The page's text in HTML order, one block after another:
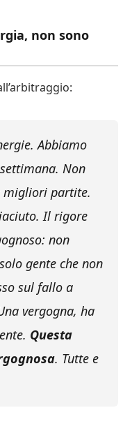
non sono
Abbiamo
Non
migliori partite.
Il rigore
non
gente che non
sul fallo a
vergogna, ha
Questa
. Tutte e